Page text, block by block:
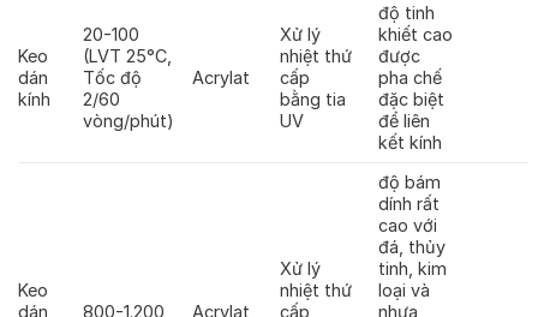
Keo
dán
kính
20-100
(LVT 25°C,
Tốc độ
2/60
vòng/phút)
Acrylat
Xử lý
nhiệt thứ
cấp
bằng tia
UV
độ tinh
khiết cao
được
pha chế
đặc biệt
để liên
kết kính
Keo
dán
800-1.200 Acrylat
Xử lý
nhiệt thứ
cấp
độ bám
dính rất
cao với
đá, thủy
tinh, kim
loại và
nhựa